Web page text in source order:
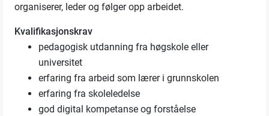
organiserer, leder og følger opp arbeidet.
Kvalifikasjonskrav
pedagogisk utdanning fra høgskole eller
universitet
erfaring fra arbeid som lærer i grunnskolen
erfaring fra skoleledelse
god digital kompetanse og forståelse